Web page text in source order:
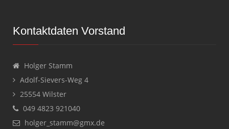
Kontaktdaten Vorstand
Holger Stamm
Adolf-Sievers-Weg 4
25554 Wilster
049 4823 921040
holger_stamm@gmx.de